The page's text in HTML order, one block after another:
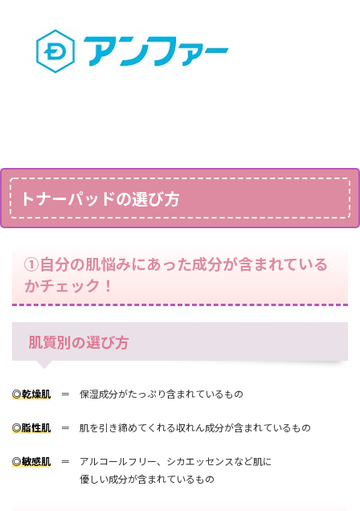
トナーパッドの選び方
①自分の肌悩みにあった成分が含まれている
かチェック！
肌質別の選び方
◎乾燥肌 ＝ 保湿成分がたっぷり含まれているもの
◎脂性肌 ＝ 肌を引き締めてくれる収れん成分が含まれているもの
◎敏感肌 ＝ アルコールフリー、シカエッセンスなど肌に
優しい成分が含まれているもの